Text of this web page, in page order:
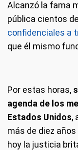
Alcanzó la fama
pública cientos
confidenciales a
que él mismo
Por estas horas,
agenda de los
Estados Unidos,
más de diez
hoy la justicia